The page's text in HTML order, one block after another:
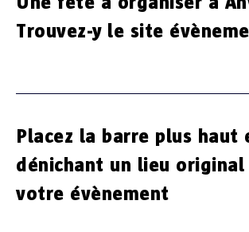
Trouvez-y le site
Placez la barre plus haut
dénichant un lieu original
votre évènement